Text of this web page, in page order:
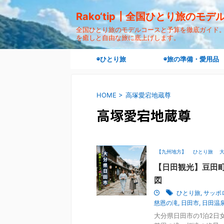
Rako‘tip┃全国ひとり旅のモデ
全国ひとり旅のモデルコースと予算を徹底ガイド
を癒しと自由な旅に底上げします。
◉ひとり旅 ◉旅の準備・愛用品
HOME > 高塚愛宕地蔵尊
高塚愛宕地蔵尊
【九州地方】 ひとり旅
【日田観光】豆
図
ひとり旅, サッポ
慈恩の滝, 日田市, 日田温
大分県日田市の1泊2日